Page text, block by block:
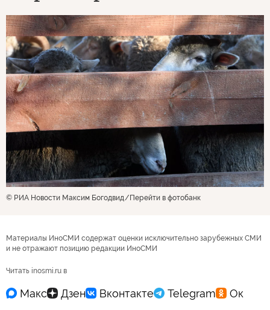
© РИА Новости Максим Богодвид Перейти в фотобанк
Материалы ИноСМИ содержат оценки исключительно зарубежных СМИ
и не отражают позицию редакции ИноСМИ
Читать inosmi.ru в